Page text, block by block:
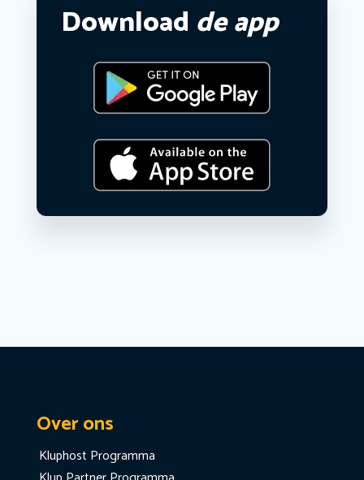
Download de app
Over ons
Kluphost Programma